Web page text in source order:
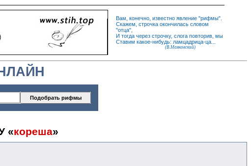
Вам, конечно, известно явление "рифмы".
Скажем, строчка окончилась словом
"отца",
И тогда через строчку, слога повторив, мы
Ставим какое-нибудь: ламцадрица-ца...
(В.Маяковский)
«кореша»